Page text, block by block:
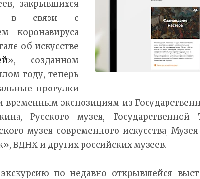
закрывшихся
в связи с
коронавируса
об искусстве
», созданном
году, теперь
прогулки
экспозициям из
Русского музея, Государственной
музея современного искусства,
ВДНХ и других российских музеев.
по недавно открывшейся